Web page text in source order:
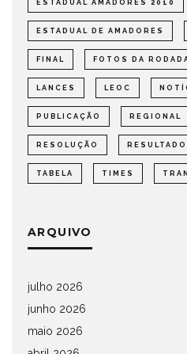
ESTADUAL AMADORES 2010
ESTADUAL DE AMADORES
FINAL FOTOS DA
LANCES LEOC
PUBLICAÇÃO REGIONAL
RESOLUÇÃO
TABELA TIMES
ARQUIVO
julho 2026
junho 2026
maio 2026